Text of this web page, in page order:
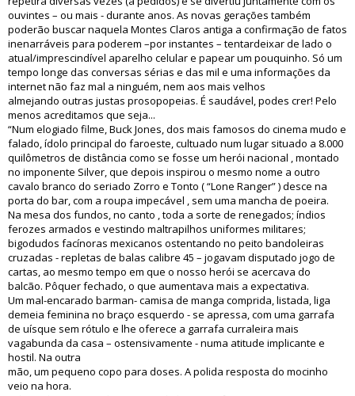
ouvintes – ou mais - durante anos. As novas gerações também
poderão buscar naquela Montes Claros antiga a confirmação de fatos
inenarráveis para poderem –por instantes – tentardeixar de lado o
atual/imprescindível aparelho celular e papear um pouquinho. Só um
tempo longe das conversas sérias e das mil e uma informações da
internet não faz mal a ninguém, nem aos mais velhos
almejando outras justas prosopopeias. É saudável, podes crer! Pelo
menos acreditamos que seja...
“Num elogiado filme, Buck Jones, dos mais famosos do cinema mudo e
falado, ídolo principal do faroeste, cultuado num lugar situado a 8.000
quilômetros de distância como se fosse um herói nacional , montado
no imponente Silver, que depois inspirou o mesmo nome a outro
cavalo branco do seriado Zorro e Tonto ( “Lone Ranger” ) desce na
porta do bar, com a roupa impecável , sem uma mancha de poeira.
Na mesa dos fundos, no canto , toda a sorte de renegados; índios
ferozes armados e vestindo maltrapilhos uniformes militares;
bigodudos facínoras mexicanos ostentando no peito bandoleiras
cruzadas - repletas de balas calibre 45 – jogavam disputado jogo de
cartas, ao mesmo tempo em que o nosso herói se acercava do
balcão. Pôquer fechado, o que aumentava mais a expectativa.
Um mal-encarado barman- camisa de manga comprida, listada, liga
demeia feminina no braço esquerdo - se apressa, com uma garrafa
de uísque sem rótulo e lhe oferece a garrafa curraleira mais
vagabunda da casa – ostensivamente - numa atitude implicante e
hostil. Na outra
mão, um pequeno copo para doses. A polida resposta do mocinho
veio na hora.